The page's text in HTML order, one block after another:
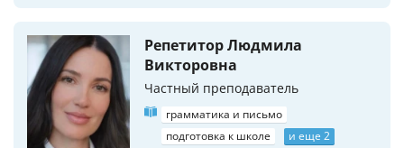
Репетитор Людмила
Викторовна
Частный преподаватель
грамматика и письмо
подготовка к школе
и еще 2